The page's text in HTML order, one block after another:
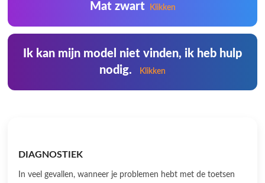
Mat zwart Klikken
Ik kan mijn model niet vinden, ik heb hulp
nodig.
Klikken
DIAGNOSTIEK
In veel gevallen, wanneer je problemen hebt met de toetsen